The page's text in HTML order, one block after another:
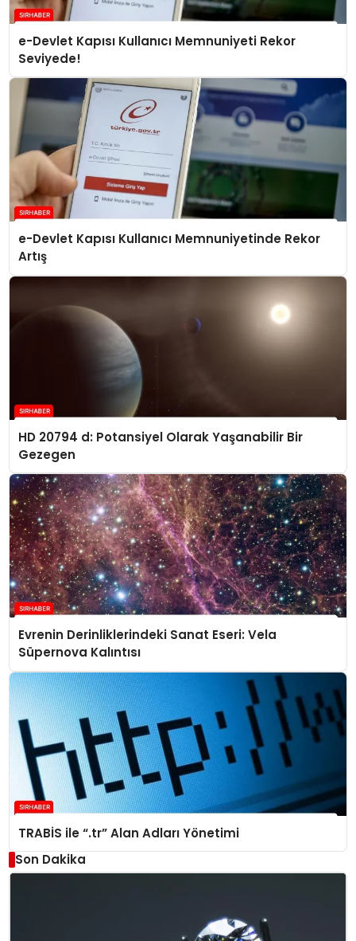
e-Devlet Kapısı Kullanıcı Memnuniyeti Rekor
Seviyede!
e-Devlet Kapısı Kullanıcı Memnuniyetinde Rekor
Artış
HD 20794 d: Potansiyel Olarak Yaşanabilir Bir
Gezegen
Evrenin Derinliklerindeki Sanat Eseri: Vela
Süpernova Kalıntısı
TRABİS ile “.tr” Alan Adları Yönetimi
Son Dakika